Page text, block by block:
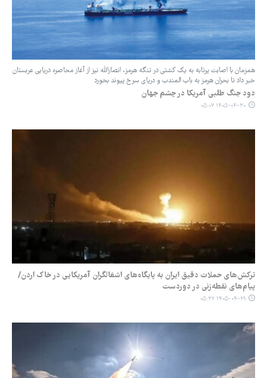
همزمان با اصابت پرتابه به یک کشتی در تنگه هرمز، انصارالله نیز از آغاز محاصره دریایی عربستان
خبر داد تا بحران هرمز به باب المندب و دریای سرخ پیوند بخورد
دود جنگ طلبی آمریکا در چشم جهان
۱۴۰۵-۰۴-۳۰ ۰۵:۰۷
ترکش‌های حملات دقیق ایران به پایگاه‌های اشغالگران آمریکایی در خاک اردن/
پیام‌های نقطه‌زنی در دوردست
۱۴۰۵-۰۴-۲۹ ۰۵:۳۲